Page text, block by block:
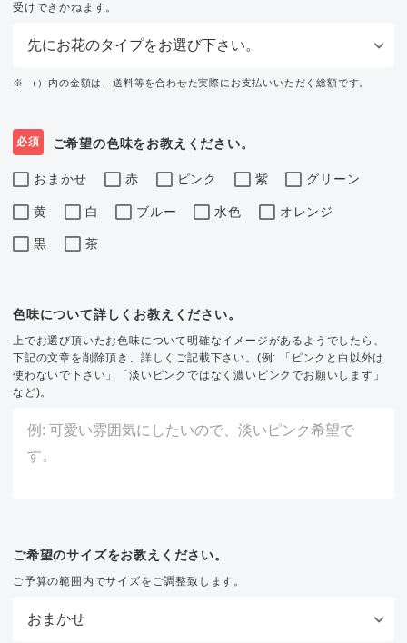
受けできかねます。
※ （）内の金額は、送料等を合わせた実際にお支払いいただく総額です。
必須 ご希望の色味をお教えください。
おまかせ 赤 ピンク 紫 グリーン
黄 白 ブルー 水色 オレンジ
黒 茶
色味について詳しくお教えください。
上でお選び頂いたお色味について明確なイメージがあるようでしたら、
下記の文章を削除頂き、詳しくご記載下さい。(例: 「ピンクと白以外は
使わないで下さい」「淡いピンクではなく濃いピンクでお願いします」
など)。
ご希望のサイズをお教えください。
ご予算の範囲内でサイズをご調整致します。